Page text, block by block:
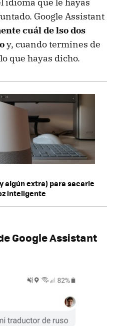
idioma que le hayas
Google Assistant
cuál de lso dos
y, cuando termines de
que hayas dicho.
algún extra) para sacarle
inteligente
Google Assistant